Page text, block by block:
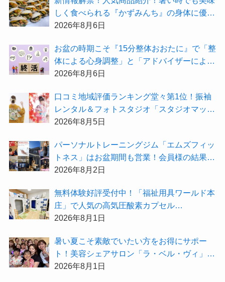
しく食べられる『かずみんち』の身体に優し
い天然酵母手作り減塩パンを召し上がれ♪
2026年8月6日
お盆の時期こそ『15分整体おおたに』で「整
体による心身調整」と「アドバイザーによる
身辺整理の準備」をしてみませんか？
2026年8月6日
⼝コミ地域評価ランキング堂々第1位！振袖
レンタル＆フォトスタジオ「スタジオマック
ス」がお得な『2026年8月限定キャンペー
2026年8月5日
パーソナルトレーニングジム「エムズフィッ
トネス」はお盆期間も営業！会員様の結果を
大公開★
2026年8月2日
無料体験好評受付中！「福祉用具ワールド本
庄」で人気の高気圧酸素カプセル
「O2BOX（30分500円）」で夏バテ撃退★
2026年8月1日
暑い夏こそ素敵でいたい方をお得にサポー
ト！美容シェアサロン「ラ・ベル・ヴィ」か
ら2026年8月のお得情報が届きました！
2026年8月1日